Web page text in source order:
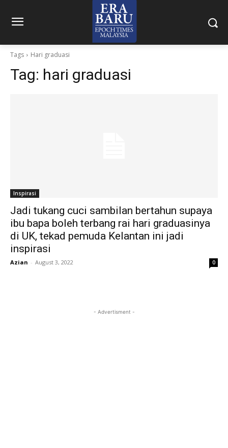
Tags Hari graduasi
Tag: hari graduasi
Inspirasi
Jadi tukang cuci sambilan bertahun supaya
ibu bapa boleh terbang rai hari graduasinya
di UK, tekad pemuda Kelantan ini jadi
inspirasi
Azian - August 3, 2022 0
- Advertisment -